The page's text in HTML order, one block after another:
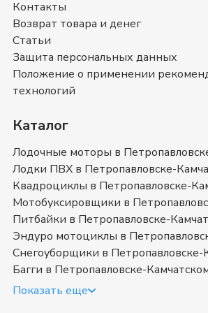
На сайте нашего интернет магазина
собрать самые полные описания и
характеристики на
можете ознакомиться с отзывами
Лодки ПВХ Комбати оставить свой
Лодки ПВХ Комбат
-
Позвоните нам по телефону
Петропавловске-Камчатском
8
8 (800) 351-17-74. Мы с
все интересующие вопросы о
категорииЛодки ПВХ Комбат.
Петропавловске-Камчатском,
любой город России.
Купить лодку ПВХ
Петропавловске-
Контакты
Возврат товара и денег
Статьи
Защита персональных данных
Положение о применении
технологий
Каталог
Лодочные моторы в
Лодки ПВХ в Петропавловске-
Квадроциклы в Петропавловске-
Мотобуксировщики в
Питбайки в Петропавловске-
Эндуро мотоциклы в
Снегоуборщики в Петропавловске-
Багги в Петропавловске-
Показать еще